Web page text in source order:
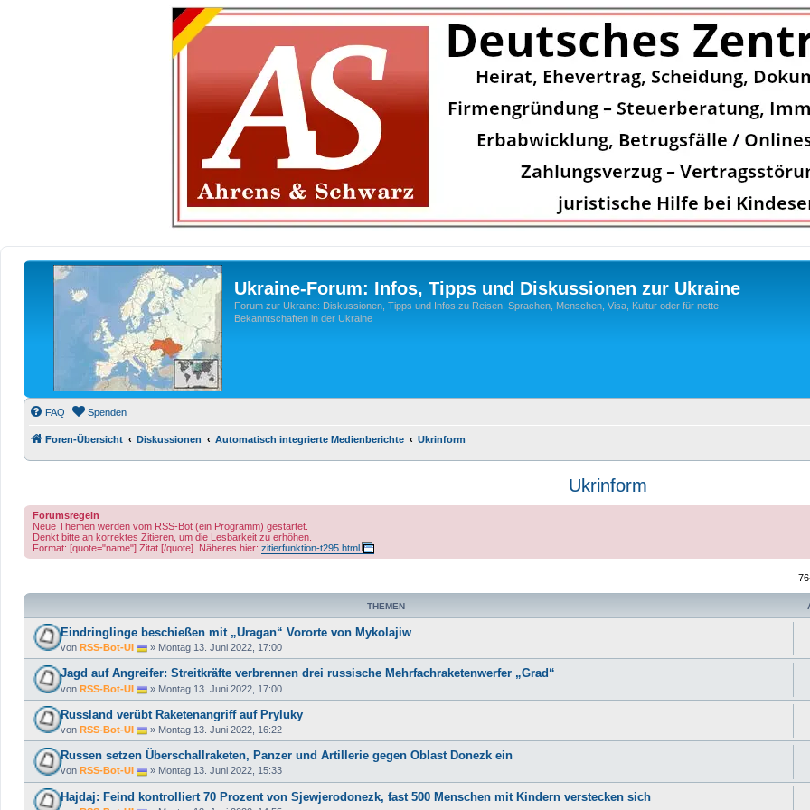
Ukraine-Forum: Infos, Tipps und Diskussionen zur Ukraine
Forum zur Ukraine: Diskussionen, Tipps und Infos zu Reisen, Sprachen, Menschen, Visa, Kultur oder für nette
Bekanntschaften in der Ukraine
FAQ Spenden
Foren-Übersicht Diskussionen Automatisch integrierte Medienberichte Ukrinform
Ukrinform
Forumsregeln
Neue Themen werden vom RSS-Bot (ein Programm) gestartet.
Denkt bitte an korrektes Zitieren, um die Lesbarkeit zu erhöhen.
Format: [quote="name"] Zitat [/quote]. Näheres hier: zitierfunktion-t295.html
THEMEN
Eindringlinge beschießen mit „Uragan“ Vororte von Mykolajiw
von RSS-Bot-UI » Montag 13. Juni 2022, 17:00
Jagd auf Angreifer: Streitkräfte verbrennen drei russische Mehrfachraketenwerfer „Grad“
von RSS-Bot-UI » Montag 13. Juni 2022, 17:00
Russland verübt Raketenangriff auf Pryluky
von RSS-Bot-UI » Montag 13. Juni 2022, 16:22
Russen setzen Überschallraketen, Panzer und Artillerie gegen Oblast Donezk ein
von RSS-Bot-UI » Montag 13. Juni 2022, 15:33
Hajdaj: Feind kontrolliert 70 Prozent von Sjewjerodonezk, fast 500 Menschen mit Kindern verstecken sich